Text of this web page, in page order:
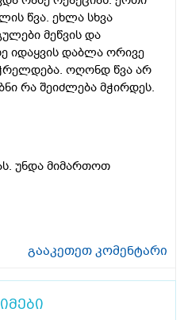
წვა. ეხლა სხვა
მეწვის და
იდაყვის დაბლა ორივე
ოღონდ წვა არ
რა შეიძლება მჭირდეს.
უნდა მიმართოთ
გააკეთეთ კომენტარი